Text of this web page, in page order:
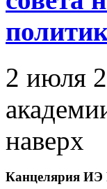
2 июля
наверх
Канцелярия